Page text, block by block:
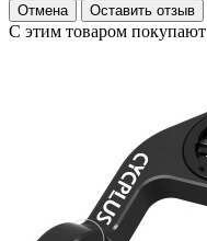
Отмена Оставить отзыв
С этим товаром покупают